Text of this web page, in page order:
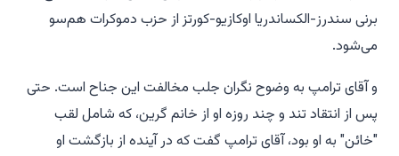
برنی سندرز-الکساندریا اوکازیو-کورتز از حزب دموکرات هم‌سو
می‌شود.
و آقای ترامپ به وضوح نگران جلب مخالفت این جناح است. حتی
پس از انتقاد تند و چند روزه او از خانم گرین، که شامل لقب
"خائن" به او بود، آقای ترامپ گفت که در آینده از بازگشت او